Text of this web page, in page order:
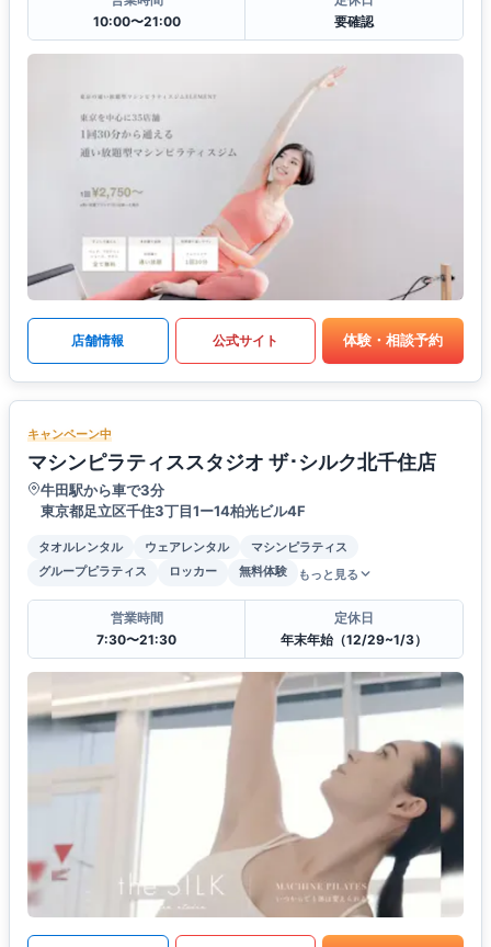
10:00〜21:00
要確認
店舗情報 公式サイト 体験・相談予約
キャンペーン中
マシンピラティススタジオ ザ･シルク北千住店
牛田駅から車で3分
東京都足立区千住3丁目1ー14柏光ビル4F
タオルレンタル ウェアレンタル
マシンピラティス
グループピラティス
ロッカー 無料体験 もっと見る
営業時間
7:30〜21:30
定休日
年末年始（12/29~1/3）